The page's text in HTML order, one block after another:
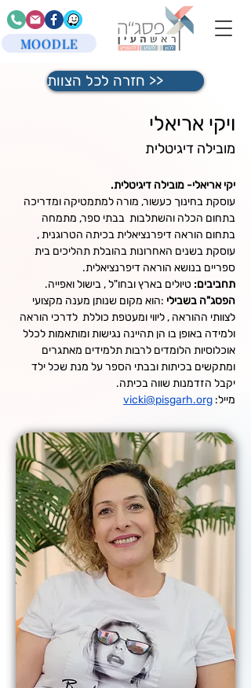
MOODLE
חזרה לכל הצוות >>
ויקי אריאלי
מובילה דיגיטלית
יקי אריאלי- מובילה דיגיטלית.
עוסקת בחינוך כעשור, מורה למתמטיקה ומדריכה
בתחום הכלה והשתלבות  בבתי ספר, מתמחה
בתחום הוראה דיפרנציאלית בכיתה הטרוגנית ,
עוסקת בשנים האחרונות בהובלת תהליכים בית
ספריים בנושא הוראה דיפרנציאלית.
תחביבים: טיולים בארץ ובחו"ל , בישול ואפייה.
הפסג"ה בשבילי :הוא מקום שנותן מענה מקצועי
לצוותי ההוראה , ליווי ומעטפת כוללת  לדרכי הוראה
ולמידה באופן בו הן תהיינה נגישות ומותאמות לכלל
אוכלוסיות הלומדים לרבות תלמידים מאתגרים
ומתקשים בכיתות ובבתי הספר על מנת שכל ילד
יקבל הזדמנות שווה בכיתה.
מייל: vicki@pisgarh.org